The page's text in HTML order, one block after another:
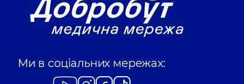
Ми в соціальних мережах: